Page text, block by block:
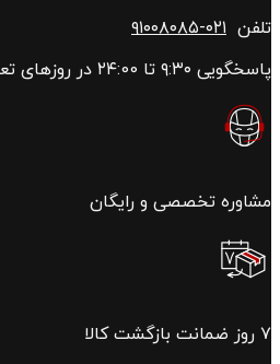
تلفن ۰۲۱-۹۱۰۰۸۰۸۵
پاسخگویی ۹:۳۰ تا ۲۴:00 در روزهای تعطیل ۱۵:00 تا ۲۰:00
مشاوره تخصصی و رایگان
۷ روز ضمانت بازگشت کالا